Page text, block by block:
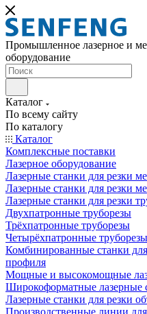
Промышленное лазерное и
оборудование
Каталог
По всему сайту
По каталогу
Каталог
Комплексные поставки
Лазерное оборудование
Лазерные станки для резки
Лазерные станки для резки
Лазерные станки для резки
Двухпатронные труборезы
Трёхпатронные труборезы
Четырёхпатронные труборезы
Комбинированные станки
профиля
Мощные и высокомощные
Широкоформатные лазерные
Лазерные станки для резки
Производственные линии